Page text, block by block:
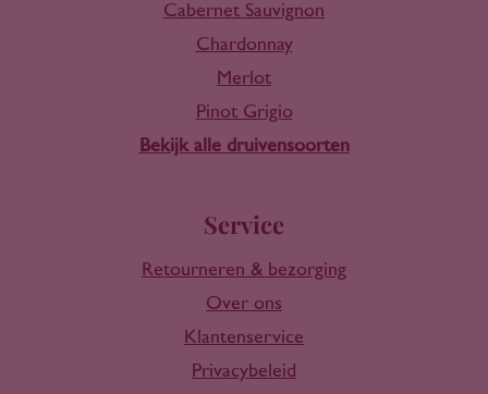
Cabernet Sauvignon
Chardonnay
Merlot
Pinot Grigio
Bekijk alle druivensoorten
Service
Retourneren & bezorging
Over ons
Klantenservice
Privacybeleid